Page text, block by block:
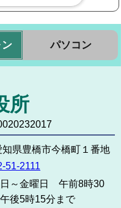
ン パソコン
所
県豊橋市今橋町１番地
51-2111
日～金曜日 午前8時30
後5時15分まで